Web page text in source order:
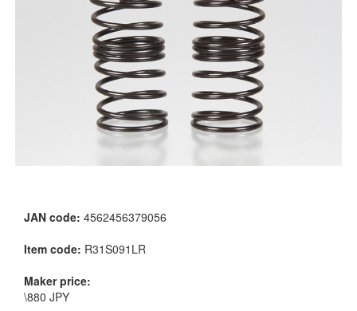
JAN code: 4562456379056
Item code: R31S091LR
Maker price:
\880 JPY